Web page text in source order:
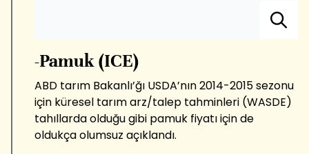
-Pamuk (ICE)
ABD tarım Bakanlı’ğı USDA’nın 2014-2015 sezonu
için küresel tarım arz/talep tahminleri (WASDE)
tahıllarda olduğu gibi pamuk fiyatı için de
oldukça olumsuz açıklandı.